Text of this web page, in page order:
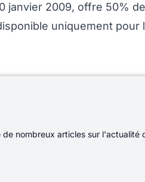
janvier 2009, offre 50%
uniquement pour
nombreux articles sur l'actualité